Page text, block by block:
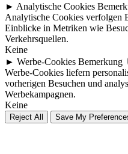
► Analytische Cookies
Analytische Cookies verfolgen
Einblicke in Metriken wie
Verkehrsquellen.
Keine
► Werbe-Cookies Bemerkung
Werbe-Cookies liefern
vorherigen Besuchen und
Werbekampagnen.
Keine
Reject All Save My